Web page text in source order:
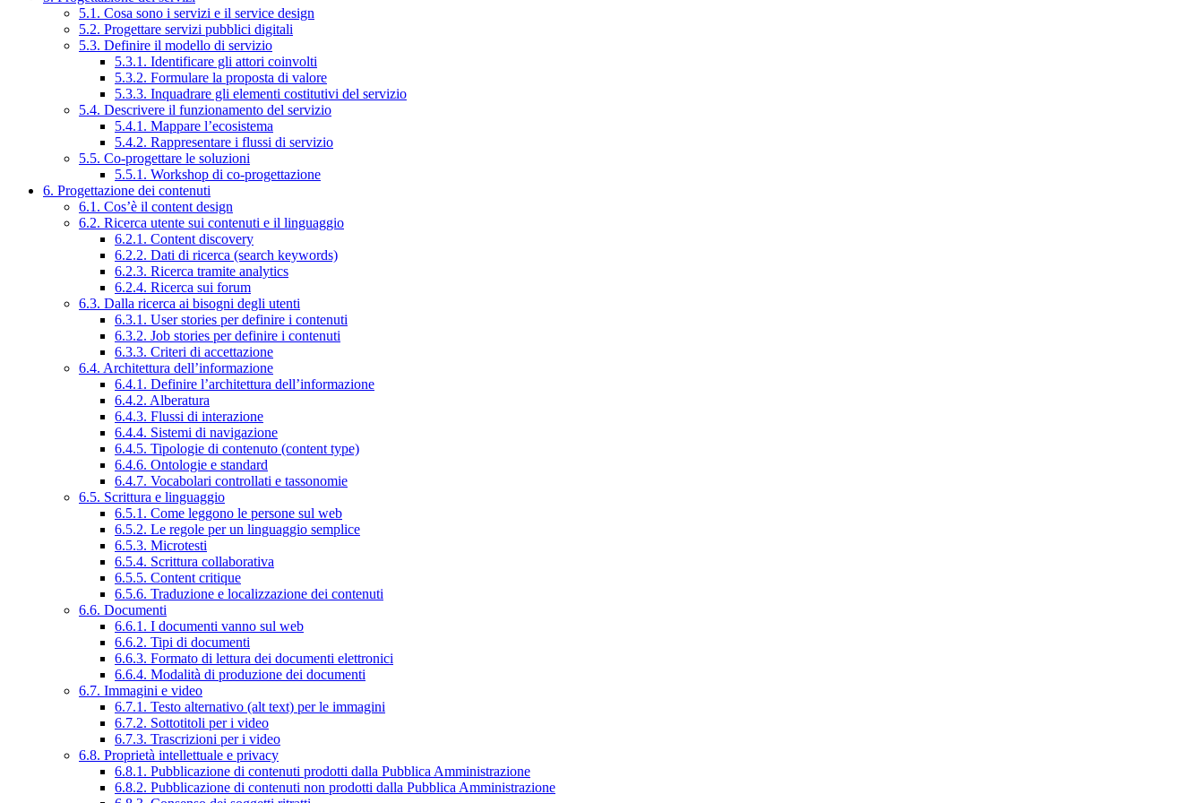
5.1. Cosa sono i servizi e il service design
5.2. Progettare servizi pubblici digitali
5.3. Definire il modello di servizio
5.3.1. Identificare gli attori coinvolti
5.3.2. Formulare la proposta di valore
5.3.3. Inquadrare gli elementi costitutivi del servizio
5.4. Descrivere il funzionamento del servizio
5.4.1. Mappare l’ecosistema
5.4.2. Rappresentare i flussi di servizio
5.5. Co-progettare le soluzioni
5.5.1. Workshop di co-progettazione
6. Progettazione dei contenuti
6.1. Cos’è il content design
6.2. Ricerca utente sui contenuti e il linguaggio
6.2.1. Content discovery
6.2.2. Dati di ricerca (search keywords)
6.2.3. Ricerca tramite analytics
6.2.4. Ricerca sui forum
6.3. Dalla ricerca ai bisogni degli utenti
6.3.1. User stories per definire i contenuti
6.3.2. Job stories per definire i contenuti
6.3.3. Criteri di accettazione
6.4. Architettura dell’informazione
6.4.1. Definire l’architettura dell’informazione
6.4.2. Alberatura
6.4.3. Flussi di interazione
6.4.4. Sistemi di navigazione
6.4.5. Tipologie di contenuto (content type)
6.4.6. Ontologie e standard
6.4.7. Vocabolari controllati e tassonomie
6.5. Scrittura e linguaggio
6.5.1. Come leggono le persone sul web
6.5.2. Le regole per un linguaggio semplice
6.5.3. Microtesti
6.5.4. Scrittura collaborativa
6.5.5. Content critique
6.5.6. Traduzione e localizzazione dei contenuti
6.6. Documenti
6.6.1. I documenti vanno sul web
6.6.2. Tipi di documenti
6.6.3. Formato di lettura dei documenti elettronici
6.6.4. Modalità di produzione dei documenti
6.7. Immagini e video
6.7.1. Testo alternativo (alt text) per le immagini
6.7.2. Sottotitoli per i video
6.7.3. Trascrizioni per i video
6.8. Proprietà intellettuale e privacy
6.8.1. Pubblicazione di contenuti prodotti dalla Pubblica Amministrazione
6.8.2. Pubblicazione di contenuti non prodotti dalla Pubblica Amministrazione